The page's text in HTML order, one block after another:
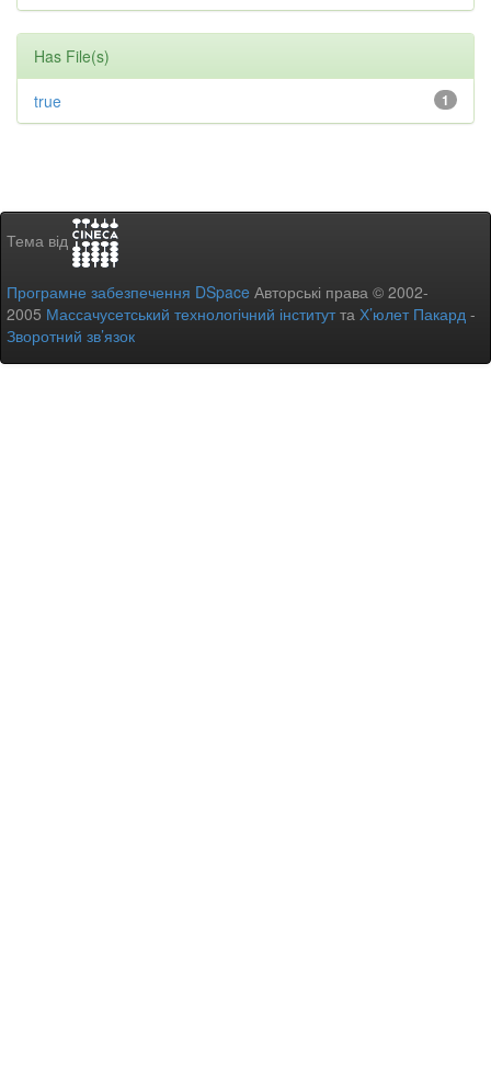
Has File(s)
1
true
Тема від
Програмне забезпечення DSpace Авторські права © 2002-
2005 Массачусетський технологічний інститутта Х’юлет Пакард -
Зворотний зв’язок